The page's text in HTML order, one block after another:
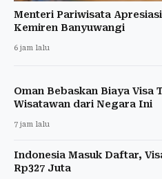
Menteri Pariwisata
Kemiren Banyuwangi
6 jam lalu
Oman Bebaskan Biaya Visa
Wisatawan dari Negara Ini
7 jam lalu
Indonesia Masuk Daftar,
Rp327 Juta